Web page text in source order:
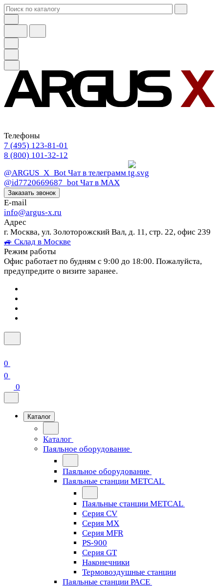
Телефоны
7 (495) 123-81-01
8 (800) 101-32-12
@ARGUS_X_Bot Чат в телеграмм
@id7720669687_bot Чат в МАХ
Заказать звонок
E-mail
info@argus-x.ru
Адрес
г. Москва, ул. Золоторожский Вал, д. 11, стр. 22, офис 239
🚙 Склад в Москве
Режим работы
Офис работает по будням с 9:00 до 18:00. Пожалуйста,
предупредите о визите заранее.
0
0
0
Каталог
Каталог
Паяльное оборудование
Паяльное оборудование
Паяльные станции METCAL
Паяльные станции METCAL
Серия CV
Серия MX
Серия MFR
PS-900
Серия GT
Наконечники
Термовоздушные станции
Паяльные станции PACE